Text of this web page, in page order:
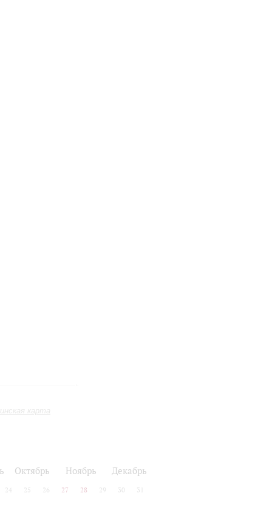
карта
Октябрь Ноябрь Декабрь
24 25 26 27 28 29 30 31